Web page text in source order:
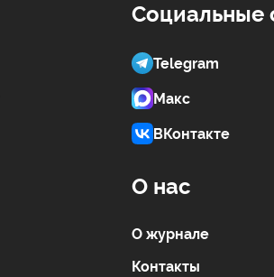
Социальные
Telegram
Макс
ВКонтакте
О нас
О журнале
Контакты